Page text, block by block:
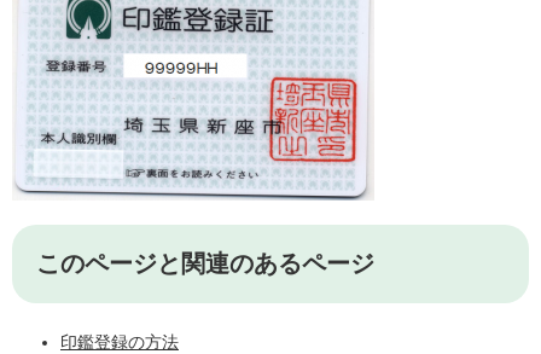
このページと関連のあるページ
印鑑登録の方法